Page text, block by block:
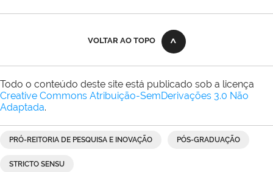
VOLTAR AO TOPO
Todo o conteúdo deste site está publicado sob a licença
Creative Commons Atribuição-SemDerivações 3.0 Não
Adaptada.
PRÓ-REITORIA DE PESQUISA E INOVAÇÃO PÓS-GRADUAÇÃO
STRICTO SENSU